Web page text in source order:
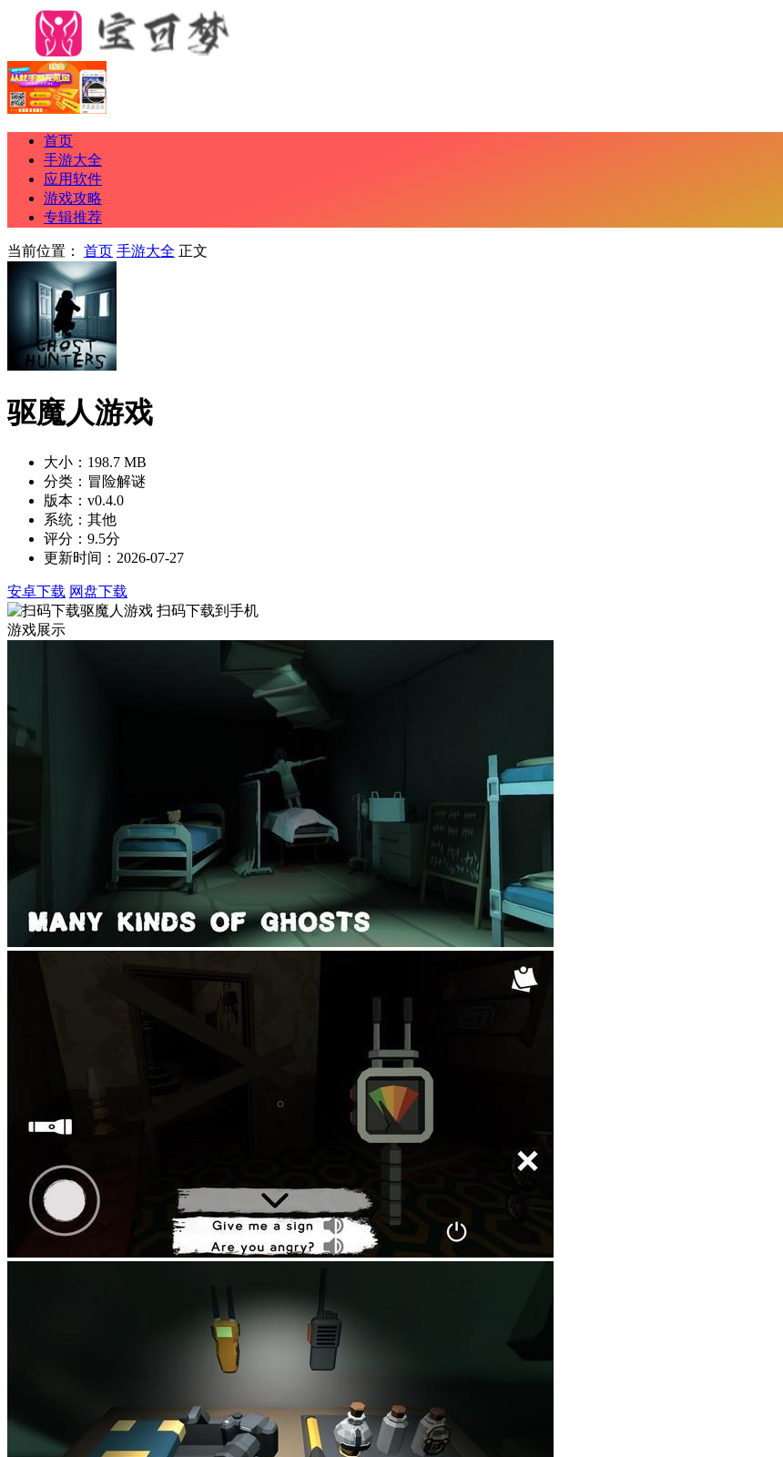
首页
手游大全
应用软件
游戏攻略
专辑推荐
当前位置： 首页 手游大全 正文
驱魔人游戏
大小：198.7 MB
分类：冒险解谜
版本：v0.4.0
系统：其他
评分：9.5分
更新时间：2026-07-27
安卓下载 网盘下载
扫码下载到手机
游戏展示